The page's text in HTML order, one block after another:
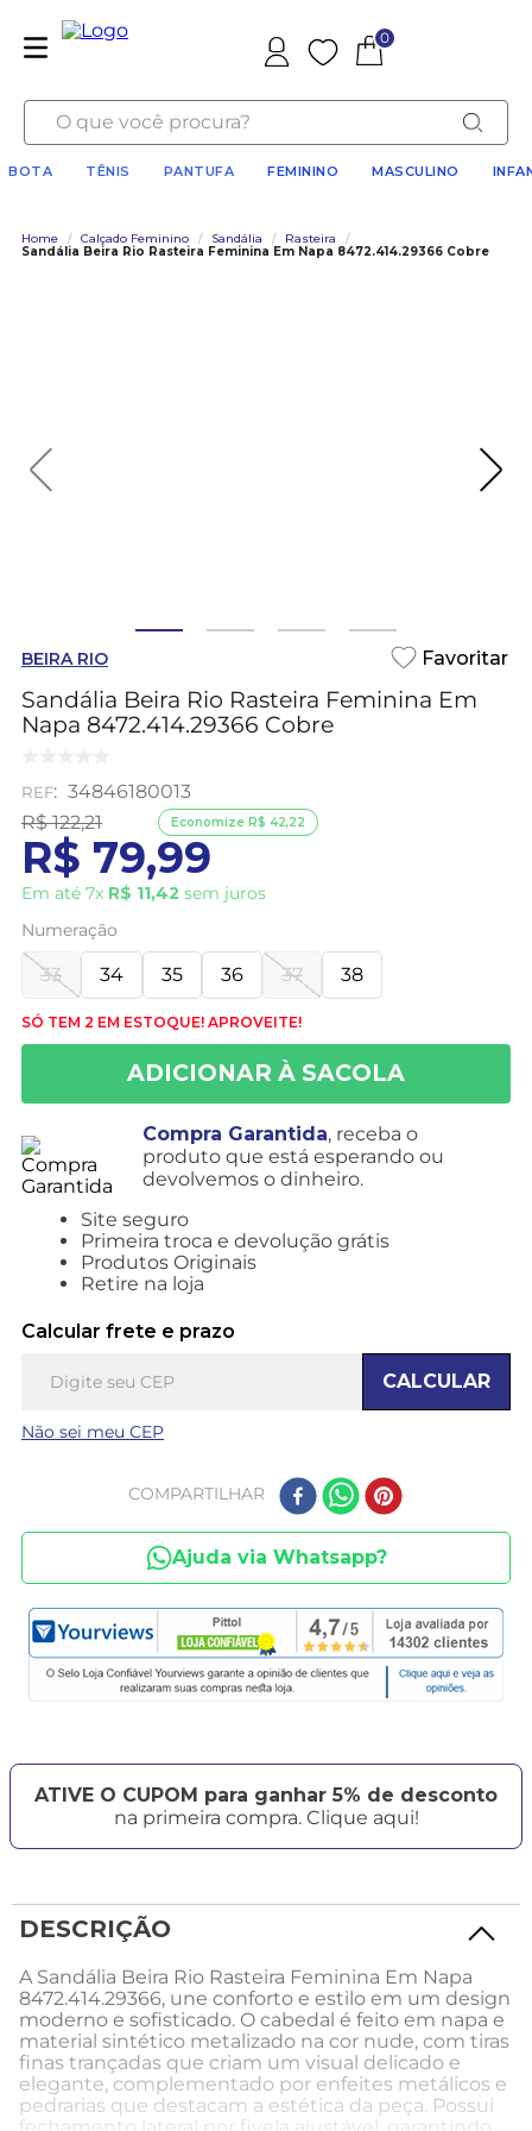
Favoritos
0
O que você procura?
BOTA TÊNIS PANTUFA FEMININO MASCULINO
Home / Calçado Feminino / Sandália / Rasteira
/
Sandália Beira Rio Rasteira Feminina Em Napa 8472.414.29366 Cobre
BEIRA RIO
Sandália Beira Rio Rasteira Feminina Em
Napa 8472.414.29366 Cobre
: 34846180013
R$ 122,21
R$ 79,99
Em até 7x R$ 11,42 sem juros
Economize R$ 42,22
Numeração
33 34 35 36 37 38
SÓ TEM 2 EM ESTOQUE! APROVEITE!
Compra Garantida, receba o
produto que está esperando ou
devolvemos o dinheiro.
Site seguro
Primeira troca e devolução grátis
Produtos Originais
Retire na loja
Calcular frete e prazo
CALCULAR
Não sei meu CEP
COMPARTILHAR
Ajuda via Whatsapp?
ATIVE O CUPOM para ganhar 5% de desconto
na primeira compra. Clique aqui!
DESCRIÇÃO
A Sandália Beira Rio Rasteira Feminina Em Napa
8472.414.29366, une conforto e estilo em um design
moderno e sofisticado. O cabedal é feito em napa e
material sintético metalizado na cor nude, com tiras
finas trançadas que criam um visual delicado e
elegante, complementado por enfeites metálicos e
pedrarias que destacam a estética da peça. Possui